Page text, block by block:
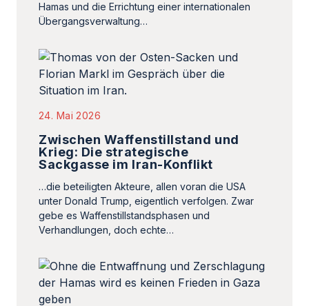
Hamas und die Errichtung einer internationalen
Übergangsverwaltung…
24. Mai 2026
Zwischen Waffenstillstand und
Krieg: Die strategische
Sackgasse im Iran-Konflikt
…die beteiligten Akteure, allen voran die USA
unter Donald Trump, eigentlich verfolgen. Zwar
gebe es Waffenstillstandsphasen und
Verhandlungen, doch echte…